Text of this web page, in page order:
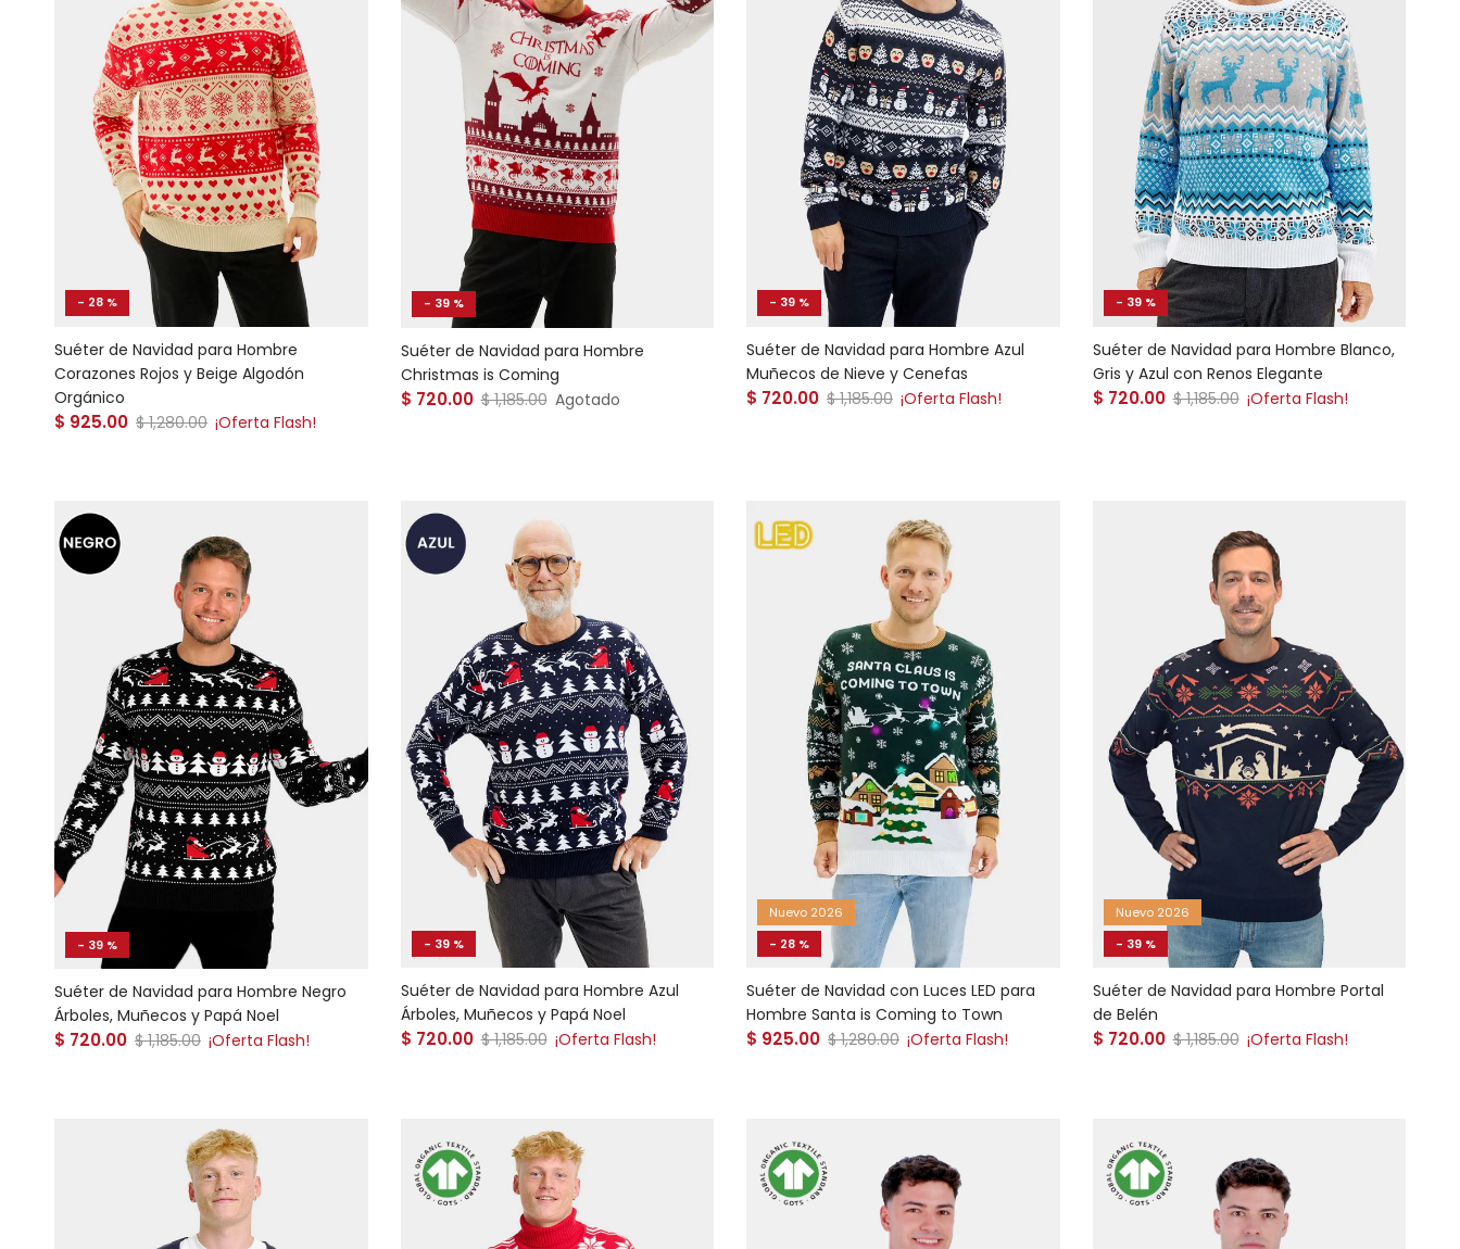
- 28 %
Suéter de Navidad para Hombre
Corazones Rojos y Beige Algodón
Orgánico
Precio de venta
$ 925.00 Precio normal
$ 1,280.00 ¡Oferta Flash!
- 39 %
Suéter de Navidad para Hombre
Christmas is Coming
Precio de venta
$ 720.00 Precio normal
$ 1,185.00 Agotado
- 39 %
Suéter de Navidad para Hombre Azul
Muñecos de Nieve y Cenefas
Precio de venta
$ 720.00 Precio normal
$ 1,185.00 ¡Oferta Flash!
- 39 %
Suéter de Navidad para Hombre Blanco,
Gris y Azul con Renos Elegante
Precio de venta
$ 720.00 Precio normal
$ 1,185.00 ¡Oferta Flash!
- 39 %
Suéter de Navidad para Hombre Negro
Árboles, Muñecos y Papá Noel
Precio de venta
$ 720.00 Precio normal
$ 1,185.00 ¡Oferta Flash!
- 39 %
Suéter de Navidad para Hombre Azul
Árboles, Muñecos y Papá Noel
Precio de venta
$ 720.00 Precio normal
$ 1,185.00 ¡Oferta Flash!
Nuevo 2026
- 28 %
Suéter de Navidad con Luces LED para
Hombre Santa is Coming to Town
Precio de venta
$ 925.00 Precio normal
$ 1,280.00 ¡Oferta Flash!
Nuevo 2026
- 39 %
Suéter de Navidad para Hombre Portal
de Belén
Precio de venta
$ 720.00 Precio normal
$ 1,185.00 ¡Oferta Flash!